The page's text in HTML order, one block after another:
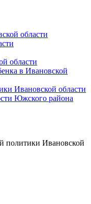
области
области
в Ивановской
Ивановской области
Южского района
политики Ивановской